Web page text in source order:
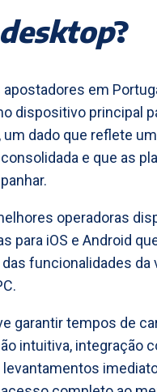
desktop?
apostadores em
dispositivo principal
dado que reflete
e que as
operadoras
para iOS e Android
funcionalidades da
garantir tempos de
intuitiva, integração
levantamentos